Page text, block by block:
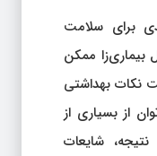
برای سلامت
بیماری‌زا ممکن
نکات بهداشتی
از بسیاری از
شایعات